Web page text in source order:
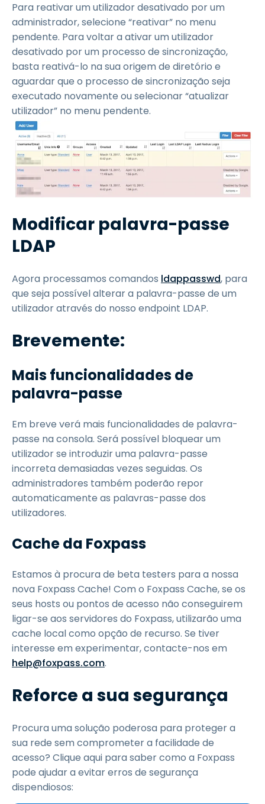
Para reativar um utilizador desativado por um
administrador, selecione “reativar” no menu
pendente. Para voltar a ativar um utilizador
desativado por um processo de sincronização,
basta reativá-lo na sua origem de diretório e
aguardar que o processo de sincronização seja
executado novamente ou selecionar “atualizar
utilizador” no menu pendente.
Modificar palavra-passe
LDAP
Agora processamos comandos ldappasswd, para
que seja possível alterar a palavra-passe de um
utilizador através do nosso endpoint LDAP.
Brevemente:
Mais funcionalidades de
palavra-passe
Em breve verá mais funcionalidades de palavra-
passe na consola. Será possível bloquear um
utilizador se introduzir uma palavra-passe
incorreta demasiadas vezes seguidas. Os
administradores também poderão repor
automaticamente as palavras-passe dos
utilizadores.
Cache da Foxpass
Estamos à procura de beta testers para a nossa
nova Foxpass Cache! Com o Foxpass Cache, se os
seus hosts ou pontos de acesso não conseguirem
ligar-se aos servidores do Foxpass, utilizarão uma
cache local como opção de recurso. Se tiver
interesse em experimentar, contacte-nos em
help@foxpass.com.
Reforce a sua segurança
Procura uma solução poderosa para proteger a
sua rede sem comprometer a facilidade de
acesso? Clique aqui para saber como a Foxpass
pode ajudar a evitar erros de segurança
dispendiosos: